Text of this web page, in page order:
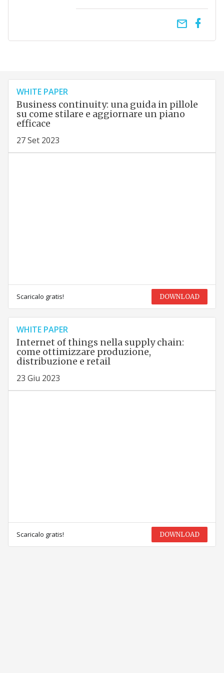
email
WHITE PAPER
Business continuity: una guida in pillole
su come stilare e aggiornare un piano
efficace
27 Set 2023
Scaricalo gratis! DOWNLOAD
WHITE PAPER
Internet of things nella supply chain:
come ottimizzare produzione,
distribuzione e retail
23 Giu 2023
Scaricalo gratis! DOWNLOAD